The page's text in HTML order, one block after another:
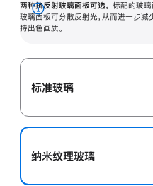
两种抗反射玻璃面板可选。 标配的玻璃
玻璃面板可分散反射光，从而进一步减
持出色画质。
展
开
标准玻璃
纳米纹理玻璃